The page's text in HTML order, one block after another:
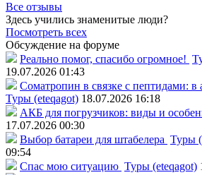
Все отзывы
Здесь учились знаменитые люди?
Посмотреть всех
Обсуждение на форуме
Реально помог, спасибо огромное!
19.07.2026 01:43
Соматропин в связке с пептидами: в
Туры (eteqagot) 18.07.2026 16:18
АКБ для погрузчиков: виды и
17.07.2026 00:30
Выбор батареи для штабелера Туры
09:54
Спас мою ситуацию Туры (eteqagot)